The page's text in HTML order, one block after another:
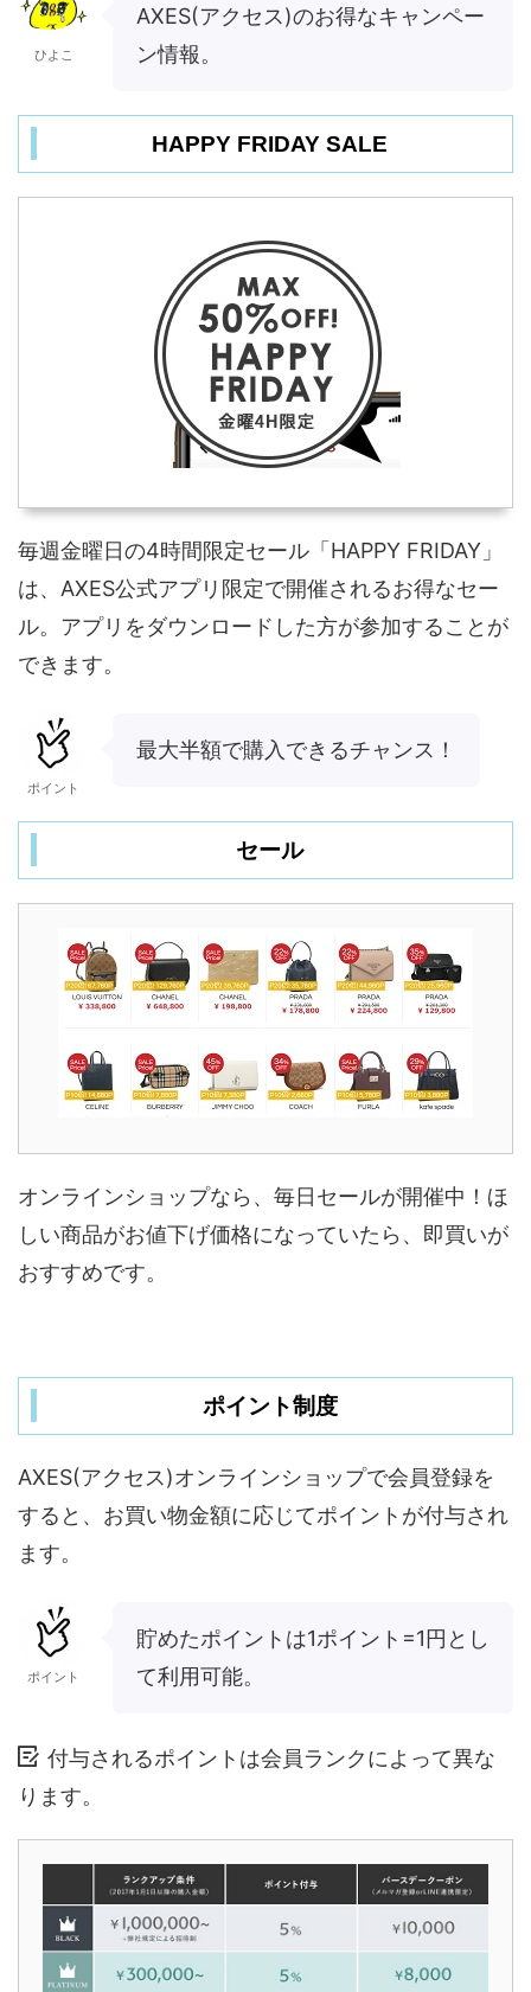
ひよこ
AXES(アクセス)のお得なキャンペー
ン情報。
HAPPY FRIDAY SALE
毎週金曜日の4時間限定セール「HAPPY FRIDAY」
は、AXES公式アプリ限定で開催されるお得なセー
ル。アプリをダウンロードした方が参加することが
できます。
ポイント
最大半額で購入できるチャンス！
セール
オンラインショップなら、毎日セールが開催中！ほ
しい商品がお値下げ価格になっていたら、即買いが
おすすめです。
ポイント制度
AXES(アクセス)オンラインショップで会員登録を
すると、お買い物金額に応じてポイントが付与され
ます。
ポイント
貯めたポイントは1ポイント=1円とし
て利用可能。
付与されるポイントは会員ランクによって異な
ります。